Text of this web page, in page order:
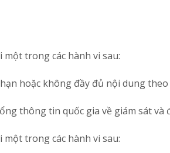
một trong các hành vi sau:
hoặc không đầy đủ nội dung theo
thông tin quốc gia về giám sát và
một trong các hành vi sau: